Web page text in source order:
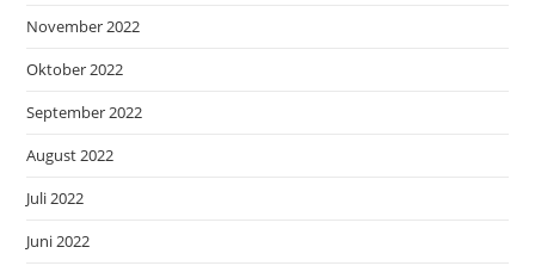
November 2022
Oktober 2022
September 2022
August 2022
Juli 2022
Juni 2022